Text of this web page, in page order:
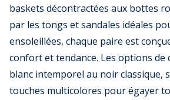
baskets décontractées aux bottes
par les tongs et sandales idéales
ensoleillées, chaque paire est
confort et tendance. Les options de
blanc intemporel au noir classique,
touches multicolores pour égayer